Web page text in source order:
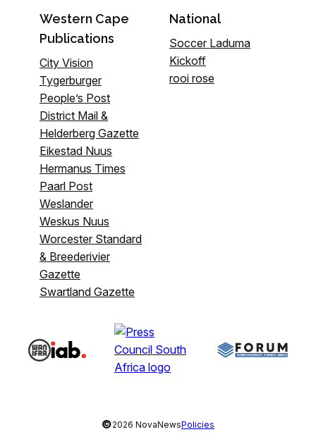
Western Cape
Publications
City Vision
Tygerburger
People’s Post
District Mail &
Helderberg Gazette
Eikestad Nuus
Hermanus Times
Paarl Post
Weslander
Weskus Nuus
Worcester Standard
& Breederivier
Gazette
Swartland Gazette
National
Soccer Laduma
Kickoff
rooi rose
©2026 NovaNewsPolicies